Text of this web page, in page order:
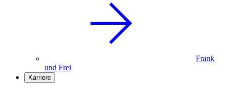
Frank
und Frei
Karriere